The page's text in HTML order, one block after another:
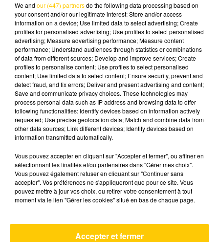
Lecture (4 min 6 sec)
3 décembre 2025 - 4 min 6 sec
L'INFO DE LA LOZÈRE DU 03/12/25 À
06H29
L'info de la Lozère
QUEEN
AVEYRON NORD
We and our (447) partnersdo the following data processing based on
your consent and/or our legitimate interest: Store and/or access
information on a device; Use limited data to select advertising; Create
profiles for personalised advertising; Use profiles to select personalised
advertising; Measure advertising performance; Measure content
performance; Understand audiences through statistics or combinations
of data from different sources; Develop and improve services; Create
profiles to personalise content; Use profiles to select personalised
content; Use limited data to select content; Ensure security, prevent and
detect fraud, and fix errors; Deliver and present advertising and content;
Save and communicate privacy choices. These technologies may
process personal data such as IP address and browsing data to offer
following functionalities: Identify devices based on information actively
requested; Use precise geolocation data; Match and combine data from
other data sources; Link different devices; Identify devices based on
information transmitted automatically.
Vous pouvez accepter en cliquant sur "Accepter et fermer", ou affiner en
sélectionnant les finalités et/ou partenaires dans "Gérer mes choix".
Vous pouvez également refuser en cliquant sur "Continuer sans
accepter". Vos préférences ne s'appliqueront que pour ce site. Vous
pouvez mettre à jour vos choix, ou retirer votre consentement à tout
moment via le lien "Gérer les cookies" situé en bas de chaque page.
Accepter et fermer